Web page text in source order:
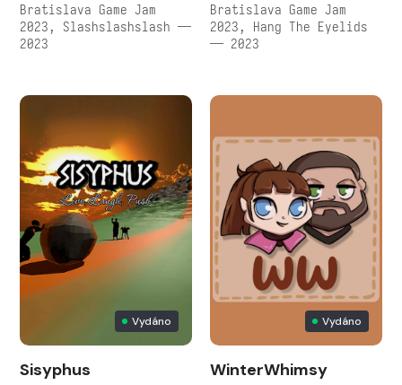
Bratislava Game Jam
2023, Slashslashslash —
2023
Bratislava Game Jam
2023, Hang The Eyelids
— 2023
Vydáno
Sisyphus
Vydáno
WinterWhimsy